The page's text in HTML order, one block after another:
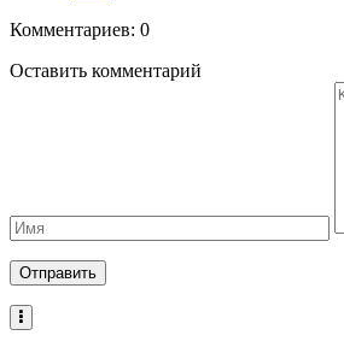
Комментариев: 0
Оставить комментарий